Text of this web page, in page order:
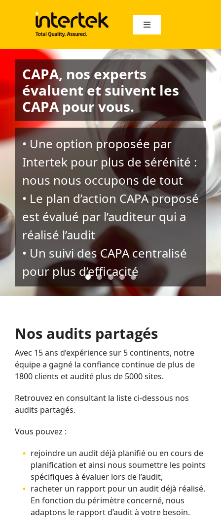
Toggle
À propos
Audits
Auditeurs
Français
English
CAPA, nos experts
évaluent et suivent les
CAPA pour vous.
• Une option proposée par
Intertek pour plus de sérénité :
nous nous occupons de tout
• Le plan d’action CAPA proposé
est évalué par l’auditeur qui a
réalisé l’audit
• Un suivi des CAPA centralisé
pour plus d’efficacité
Nos audits partagés
Avec 15 ans d’expérience sur 5 continents, notre
équipe a gagné la confiance continue de plus de
1800 clients et audité plus de 5000 sites.
Retrouvez en consultant la liste ci-dessous nos
audits partagés.
Vous pouvez :
rejoindre un audit déjà planifié ou en cours de
planification et ainsi nous soumettre les points
spécifiques à évaluer lors de l’audit,
racheter un rapport pour un audit déjà réalisé.
En fonction du périmètre concerné, nous
adaptons le rapport d’audit à votre besoin.